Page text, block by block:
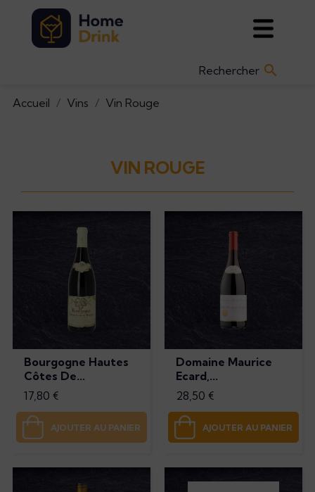

Accueil Vins Vin Rouge
VIN ROUGE
Bourgogne Hautes
Côtes De...
Prix
17,80 €
AJOUTER AU PANIER
Domaine Maurice
Ecard,...
Prix
28,50 €
AJOUTER AU PANIER